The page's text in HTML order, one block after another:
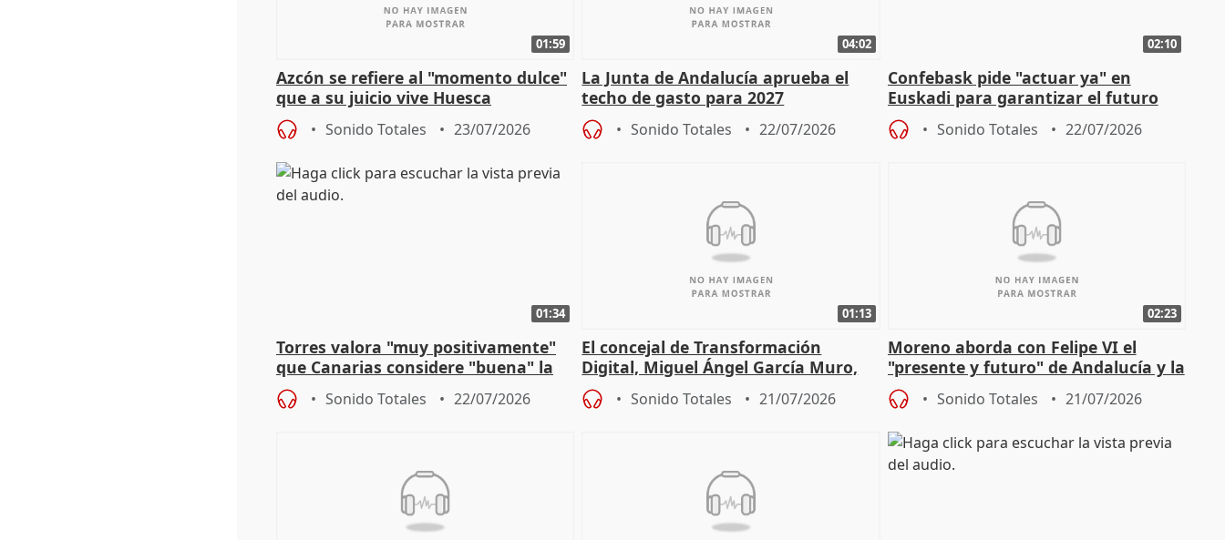
01:59
Azcón se refiere al "momento dulce"
que a su juicio vive Huesca
Sonido Totales 23/07/2026
04:02
La Junta de Andalucía aprueba el
techo de gasto para 2027
Sonido Totales 22/07/2026
02:10
Confebask pide "actuar ya" en
Euskadi para garantizar el futuro
con un pacto de país
Sonido Totales 22/07/2026
01:34
Torres valora "muy positivamente"
que Canarias considere "buena" la
propuesta del CPFF
Sonido Totales 22/07/2026
01:13
El concejal de Transformación
Digital, Miguel Ángel García Muro,
sobre la Ordenanza del Dato
Sonido Totales 21/07/2026
02:23
Moreno aborda con Felipe VI el
"presente y futuro" de Andalucía y la
preocupación por los incendios
Sonido Totales 21/07/2026